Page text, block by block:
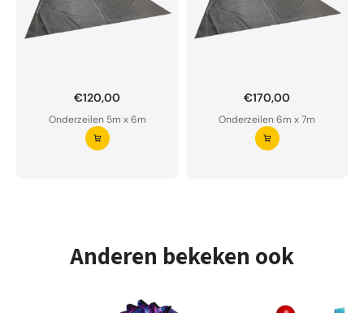
€120,00
Onderzeilen 5m x 6m
€170,00
Onderzeilen 6m x 7m
Onderzeil op maat bestellen?
Ons onderzeil is waterdoorlatend en van premium
Anderen bekeken ook